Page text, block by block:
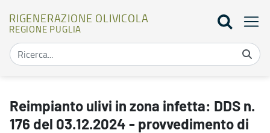
RIGENERAZIONE OLIVICOLA
REGIONE PUGLIA
Reimpianto ulivi in zona infetta: DDS n.
176 del 03.12.2024 - provvedimento di